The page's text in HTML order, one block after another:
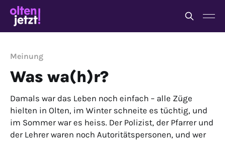
Meinung
Was wa(h)r?
Damals war das Leben noch einfach – alle Züge
hielten in Olten, im Winter schneite es tüchtig, und
im Sommer war es heiss. Der Polizist, der Pfarrer und
der Lehrer waren noch Autoritätspersonen, und wer